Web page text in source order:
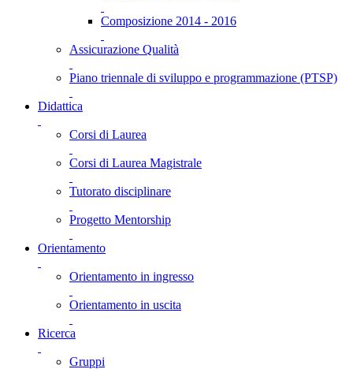
Composizione 2014 - 2016
Assicurazione Qualità
Piano triennale di sviluppo e programmazione (PTSP)
Didattica
Corsi di Laurea
Corsi di Laurea Magistrale
Tutorato disciplinare
Progetto Mentorship
Orientamento
Orientamento in ingresso
Orientamento in uscita
Ricerca
Gruppi